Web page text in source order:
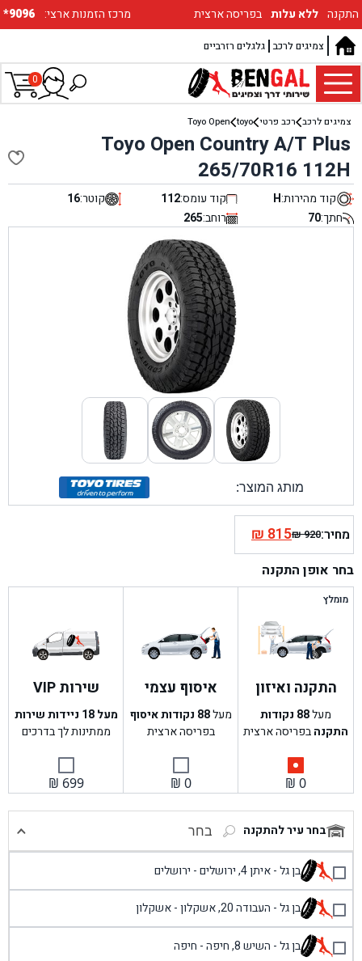
*9096 :מרכז הזמנות ארצי התקנה ללא עלות בפריסה ארצית
גלגלים רזרביים צמיגים לרכב
0
צמיגים לרכב רכב פרטי toyo
Toyo Open
Toyo Open Country A/T Plus
265/70R16 112H
קוד מהירות:H קוד עומס:112 קוטר:16
חתך:70 רוחב:265
מותג המוצר:
מחיר: ₪920
המחיר
המקורי
היה:
₪815המחיר
הנוכחי
הוא:
בחר אופן התקנה
מומלץ
התקנה ואיזון
מעל88 נקודות
התקנהבפריסה ארצית
₪ 0
איסוף עצמי
מעל88 נקודות איסוף
בפריסה ארצית
₪ 0
שירות VIP
מעל 18 ניידות שירות
ממתינות לך בדרכים
₪ 699
בחר עיר להתקנה בחר
בן גל - איתן 4, ירושלים - ירושלים
בן גל - העבודה 20, אשקלון - אשקלון
בן גל - השיש 8, חיפה - חיפה